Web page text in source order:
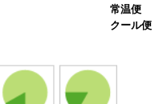
常温便
クール便